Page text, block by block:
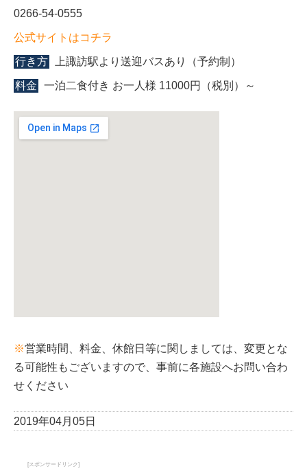
0266-54-0555
公式サイトはコチラ
行き方 上諏訪駅より送迎バスあり（予約制）
料金 一泊二食付き お一人様 11000円（税別）～
※営業時間、料金、休館日等に関しましては、変更とな
る可能性もございますので、事前に各施設へお問い合わ
せください
2019年04月05日
[スポンサードリンク]